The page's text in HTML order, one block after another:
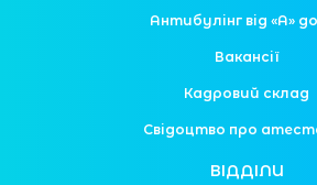
Антибулінг від «А»
Вакансії
Кадровий склад
Свідоцтво про
ВІДДІЛИ